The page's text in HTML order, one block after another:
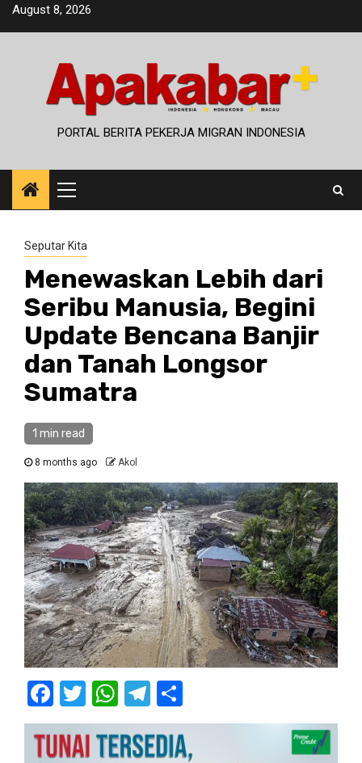
SkipAugust 8, 2026
PORTAL BERITA PEKERJA MIGRAN INDONESIA
Primary
Menu
Seputar Kita
Menewaskan Lebih dari
Seribu Manusia, Begini
Update Bencana Banjir
dan Tanah Longsor
Sumatra
1 min read
8 months ago Akol
Facebook
TwitterWhatsApp
Telegram